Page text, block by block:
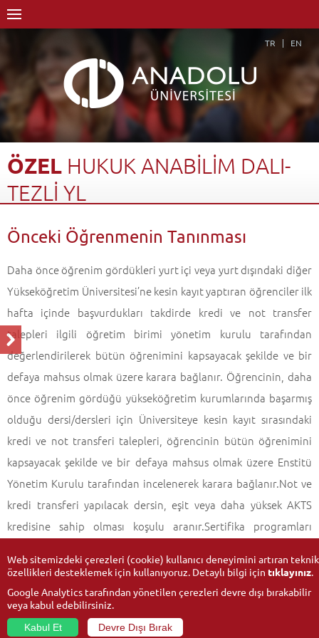
TR EN
ÖZEL HUKUK ANABİLİM DALI-
TEZLİ YL
Özel Hukuk Anabilim Dalı
Özel Hukuk Anabilim Dalı-Tezli YL
Önceki Öğrenmenin Tanınması
Daha önce öğrenim gördükleri yurt içi veya yurt dışındaki diğer
Yükseköğretim Üniversitesi’ne kesin kayıt yaptıran öğrenciler ilk
hafta içinde başvurdukları takdirde kredi ve not transfer
talepleri ilgili öğretim birimi yönetim kurulu tarafından
değerlendirilerek bütün öğrenimini kapsayacak şekilde ve bir
defaya mahsus olmak üzere karara bağlanır. Öğrencinin, daha
önce öğrenim gördüğü yükseköğretim kurumlarında başarmış
olduğu dersi/dersleri için Üniversiteye kesin kayıt sırasındaki
kredi ve not transferi talepleri, öğrencinin bütün öğrenimini
kapsayacak şekilde ve bir defaya mahsus olmak üzere Enstitü
Yönetim Kurulu tarafından incelenerek karara bağlanır.Not ve
kredi transferi yapılacak dersin, eşit veya daha yüksek AKTS
kredisine sahip olması koşulu aranır.Sertifika programları
Web sitemizdeki çerezleri (cookie) kullanıcı deneyimini artıran teknik
özellikleri desteklemek için kullanıyoruz. Detaylı bilgi için tıklayınız.
Google Analytics tarafından yönetilen çerezleri devre dışı bırakabilir
veya kabul edebilirsiniz.
Kabul Et
Devre Dışı Bırak